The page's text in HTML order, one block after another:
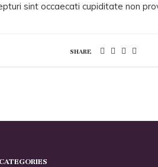
sint occaecati cupiditate non
SHARE
CATEGORIES